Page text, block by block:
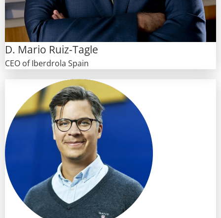
D. Mario Ruiz-Tagle
CEO of Iberdrola Spain